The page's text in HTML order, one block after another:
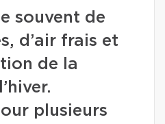
souvent de
d’air frais et
de la
plusieurs